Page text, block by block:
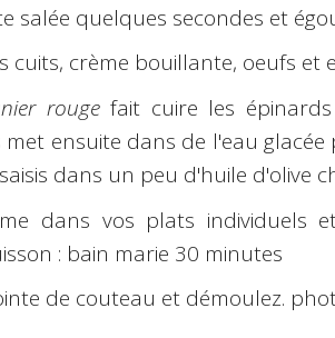
salée quelques secondes et
cuits, crème bouillante, oeufs et
rougefait cuire les
met ensuite dans de l'eau
dans un peu d'huile d'olive
dans vos plats individuels
: bain marie 30 minutes
de couteau et démoulez.